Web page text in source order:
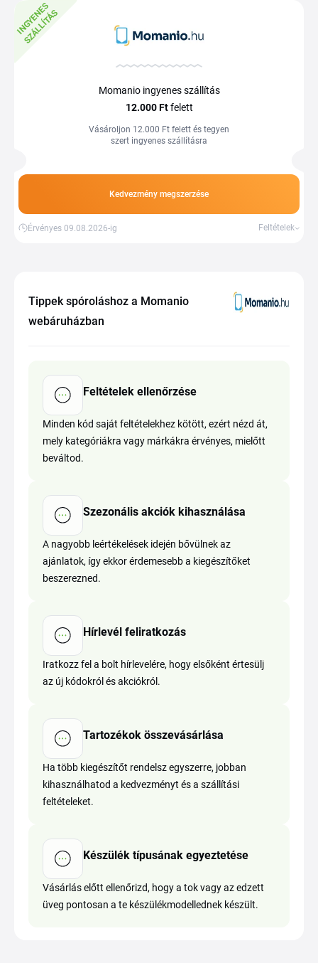
I
N
G
Y
E
N
E
S
S
Z
Á
L
L
Í
T
Á
S
Momanio ingyenes szállítás
12.000 Ftfelett
Vásároljon 12.000 Ft felett és tegyen
szert ingyenes szállításra
Kedvezmény megszerzése
Érvényes 09.08.2026-ig Feltételek
Tippek spóroláshoz a Momanio
webáruházban
Feltételek ellenőrzése
Minden kód saját feltételekhez kötött, ezért nézd át,
mely kategóriákra vagy márkákra érvényes, mielőtt
beváltod.
Szezonális akciók kihasználása
A nagyobb leértékelések idején bővülnek az
ajánlatok, így ekkor érdemesebb a kiegészítőket
beszerezned.
Hírlevél feliratkozás
Iratkozz fel a bolt hírlevelére, hogy elsőként értesülj
az új kódokról és akciókról.
Tartozékok összevásárlása
Ha több kiegészítőt rendelsz egyszerre, jobban
kihasználhatod a kedvezményt és a szállítási
feltételeket.
Készülék típusának egyeztetése
Vásárlás előtt ellenőrizd, hogy a tok vagy az edzett
üveg pontosan a te készülékmodellednek készült.